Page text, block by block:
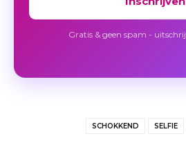
Gratis & geen spam -
SCHOKKEND SELFIE